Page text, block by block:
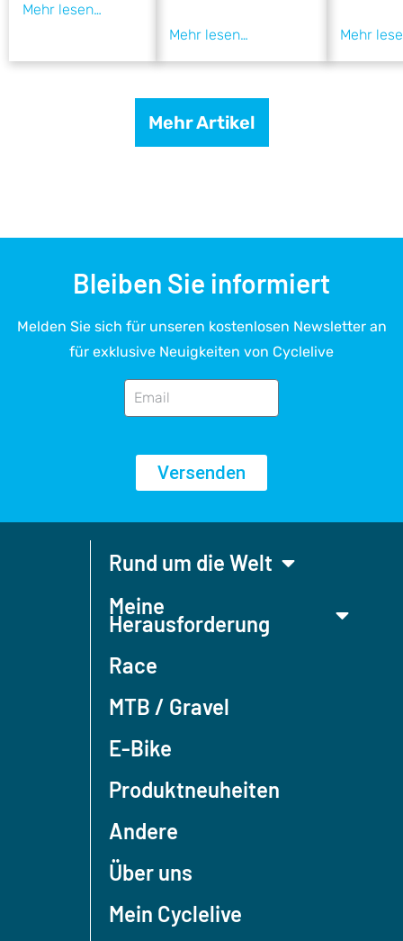
Mehr Artikel
Bleiben Sie informiert
Melden Sie sich für unseren kostenlosen Newsletter an
für exklusive Neuigkeiten von Cyclelive
Versenden
Rund um die Welt
Meine
Herausforderung
Race
MTB / Gravel
E-Bike
Produktneuheiten
Andere
Über uns
Mein Cyclelive